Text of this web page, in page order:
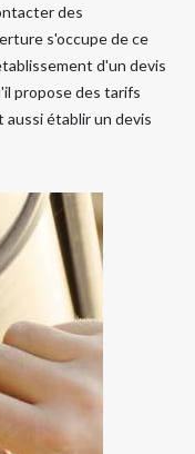
des
s'occupe de ce
d'un devis
propose des tarifs
établir un devis